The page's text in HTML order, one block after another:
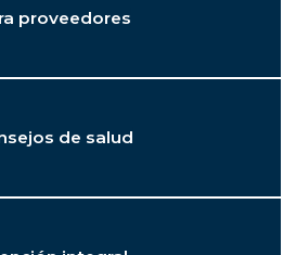
proveedores
de salud